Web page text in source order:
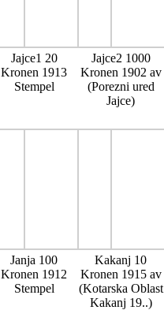
Jajce1 20
Kronen 1913
Stempel
Jajce2 1000
Kronen 1902 av
(Porezni ured
Jajce)
Janja 100
Kronen 1912
Stempel
Kakanj 10
Kronen 1915 av
(Kotarska Oblast
Kakanj 19..)